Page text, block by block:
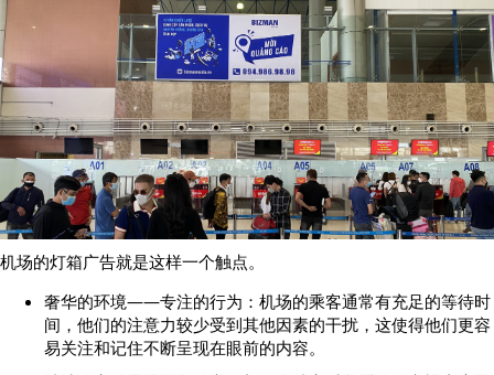
机场的灯箱广告就是这样一个触点。
奢华的环境——专注的行为：机场的乘客通常有充足的等待时
间，他们的注意力较少受到其他因素的干扰，这使得他们更容
易关注和记住不断呈现在眼前的内容。